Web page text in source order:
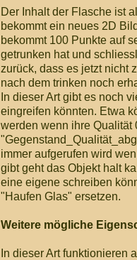
Der Inhalt der Flasche ist
bekommt ein neues 2D
bekommt 100 Punkte auf
getrunken hat und
zurück, dass es jetzt nicht
nach dem trinken noch
In dieser Art gibt es noch
eingreifen könnten. Etwa
werden wenn ihre
immer aufgerufen wird
gibt geht das Objekt halt
eine eigene schreiben
"Haufen Glas" ersetzen.
Weitere mögliche
In dieser Art funktionieren